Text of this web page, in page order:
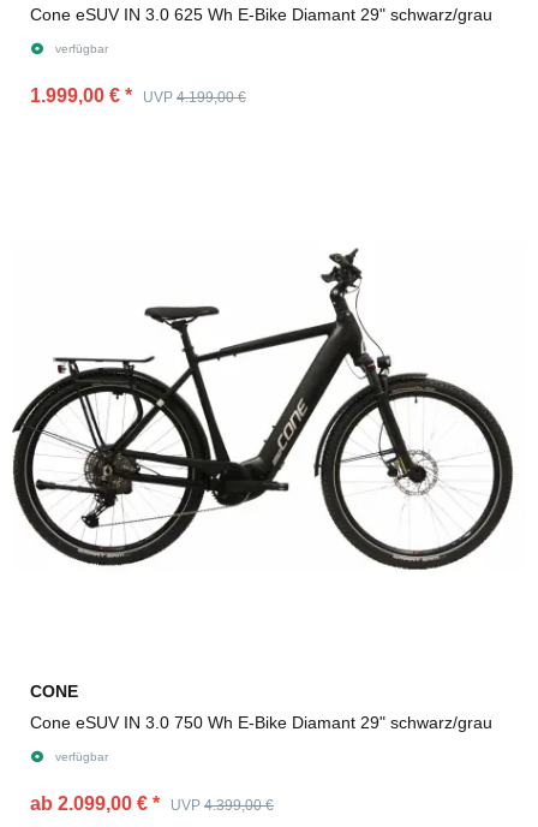
Cone eSUV IN 3.0 625 Wh E-Bike Diamant 29" schwarz/grau
verfügbar
1.999,00 € * UVP 4.199,00 €
CONE
Cone eSUV IN 3.0 750 Wh E-Bike Diamant 29" schwarz/grau
verfügbar
ab 2.099,00 € * UVP 4.399,00 €